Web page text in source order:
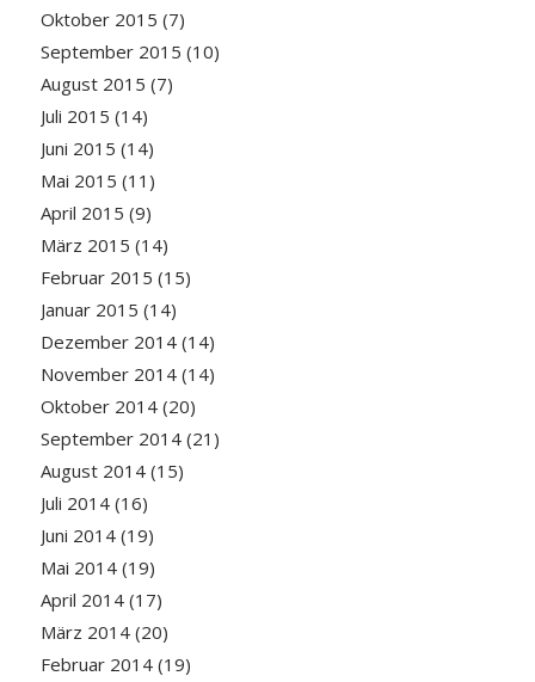
Oktober 2015 (7)
September 2015 (10)
August 2015 (7)
Juli 2015 (14)
Juni 2015 (14)
Mai 2015 (11)
April 2015 (9)
März 2015 (14)
Februar 2015 (15)
Januar 2015 (14)
Dezember 2014(14)
November 2014(14)
Oktober 2014(20)
September 2014(21)
August 2014(15)
Juli 2014(16)
Juni 2014(19)
Mai 2014(19)
April 2014(17)
März 2014(20)
Februar 2014(19)